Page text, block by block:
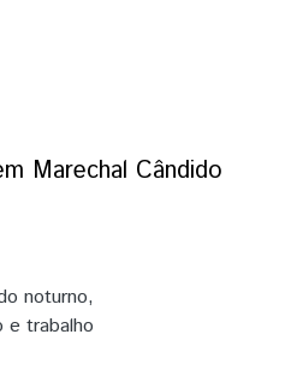
Marechal Cândido
noturno,
e trabalho
de